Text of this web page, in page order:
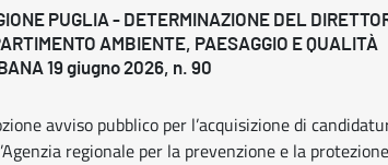
PUGLIA - DETERMINAZIONE DEL
AMBIENTE, PAESAGGIO E QUALITÀ
19 giugno 2026, n. 90
avviso pubblico per l’acquisizione di
regionale per la prevenzione e la